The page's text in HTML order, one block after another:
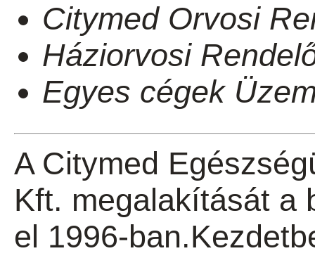
Citymed Orvosi
Háziorvosi
Egyes cégek
A Citymed
Kft. megalakítását a
el 1996-